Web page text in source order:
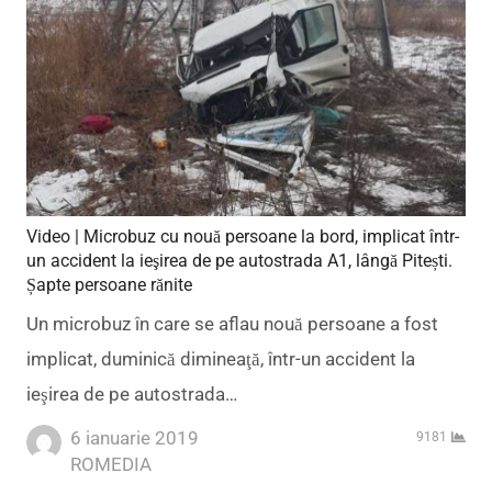
Video | Microbuz cu nouă persoane la bord, implicat într-
un accident la ieşirea de pe autostrada A1, lângă Pitești.
Șapte persoane rănite
Un microbuz în care se aflau nouă persoane a fost
implicat, duminică dimineaţă, într-un accident la
ieşirea de pe autostrada…
6 ianuarie 2019
Author
ROMEDIA
9181